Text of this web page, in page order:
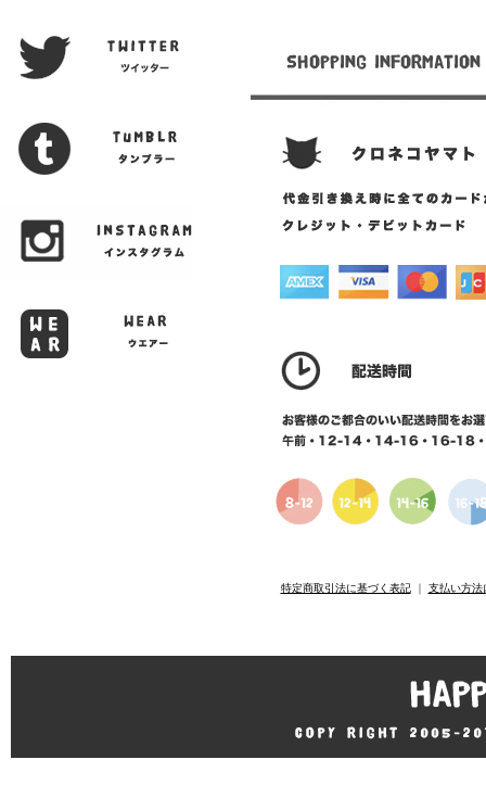
特定商取引法に基づく表記｜ 支払い方法